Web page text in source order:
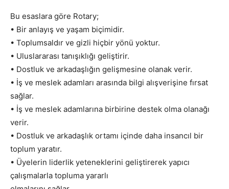
Bu esaslara göre Rotary;
• Bir anlayış ve yaşam biçimidir.
• Toplumsaldır ve gizli hiçbir yönü yoktur.
• Uluslararası tanışıklığı geliştirir.
• Dostluk ve arkadaşlığın gelişmesine olanak verir.
• İş ve meslek adamları arasında bilgi alışverişine fırsat
sağlar.
• İş ve meslek adamlarına birbirine destek olma olanağı
verir.
• Dostluk ve arkadaşlık ortamı içinde daha insancıl bir
toplum yaratır.
• Üyelerin liderlik yeteneklerini geliştirerek yapıcı
çalışmalarla topluma yararlı